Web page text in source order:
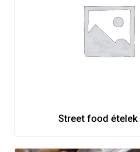
Street food ételek